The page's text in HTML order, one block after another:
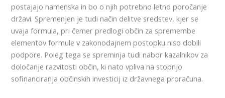
postajajo namenska in bo o njih potrebno letno poročanje
državi. Spremenjen je tudi način delitve sredstev, kjer se
uvaja formula, pri čemer predlogi občin za spremembe
elementov formule v zakonodajnem postopku niso dobili
podpore. Poleg tega se spreminja tudi nabor kazalnikov za
določanje razvitosti občin, ki nato vpliva na stopnjo
sofinanciranja občinskih investicij iz državnega proračuna.